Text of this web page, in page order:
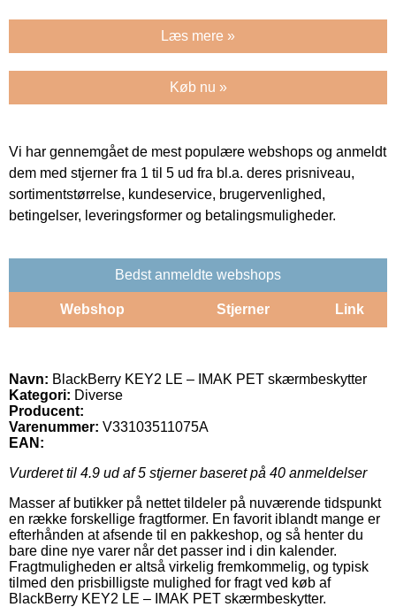
Læs mere »
Køb nu »
Vi har gennemgået de mest populære webshops og anmeldt
dem med stjerner fra 1 til 5 ud fra bl.a. deres prisniveau,
sortimentstørrelse, kundeservice, brugervenlighed,
betingelser, leveringsformer og betalingsmuligheder.
Bedst anmeldte webshops
Webshop Stjerner Link
Navn: BlackBerry KEY2 LE – IMAK PET skærmbeskytter
Kategori: Diverse
Producent:
Varenummer: V33103511075A
EAN:
Vurderet til 4.9 ud af 5 stjerner baseret på 40 anmeldelser
Masser af butikker på nettet tildeler på nuværende tidspunkt
en række forskellige fragtformer. En favorit iblandt mange er
efterhånden at afsende til en pakkeshop, og så henter du
bare dine nye varer når det passer ind i din kalender.
Fragtmuligheden er altså virkelig fremkommelig, og typisk
tilmed den prisbilligste mulighed for fragt ved køb af
BlackBerry KEY2 LE – IMAK PET skærmbeskytter.